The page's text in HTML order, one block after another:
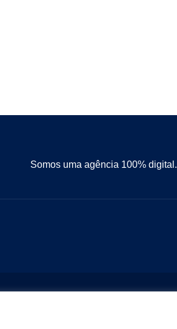
Somos uma agência 100% digital.